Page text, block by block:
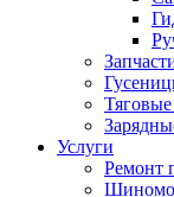
Услуги
Ремонт